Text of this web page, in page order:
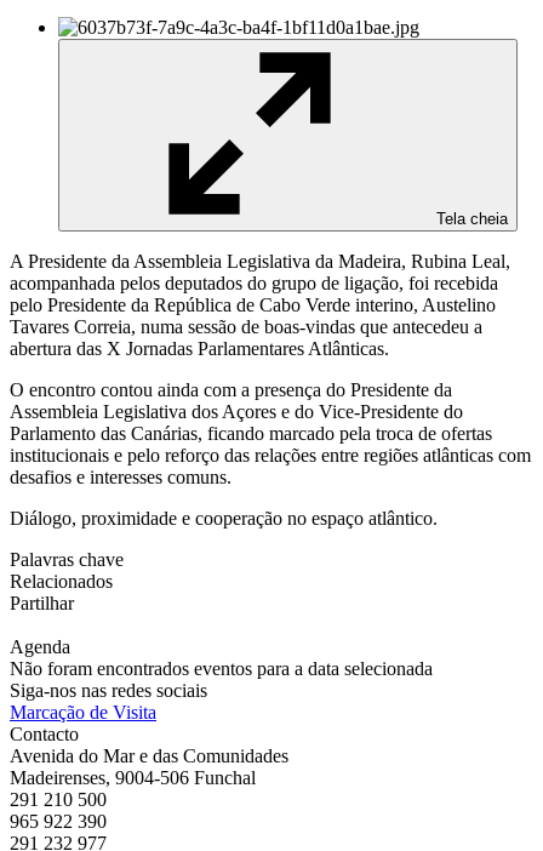
Tela cheia
A Presidente da Assembleia Legislativa da Madeira, Rubina Leal,
acompanhada pelos deputados do grupo de ligação, foi recebida
pelo Presidente da República de Cabo Verde interino, Austelino
Tavares Correia, numa sessão de boas-vindas que antecedeu a
abertura das X Jornadas Parlamentares Atlânticas.
O encontro contou ainda com a presença do Presidente da
Assembleia Legislativa dos Açores e do Vice-Presidente do
Parlamento das Canárias, ficando marcado pela troca de ofertas
institucionais e pelo reforço das relações entre regiões atlânticas com
desafios e interesses comuns.
Diálogo, proximidade e cooperação no espaço atlântico.
Palavras chave
Relacionados
Partilhar
Agenda
Não foram encontrados eventos para a data selecionada
Siga-nos nas redes sociais
Marcação de Visita
Contacto
Avenida do Mar e das Comunidades
Madeirenses, 9004-506 Funchal
291 210 500
965 922 390
291 232 977